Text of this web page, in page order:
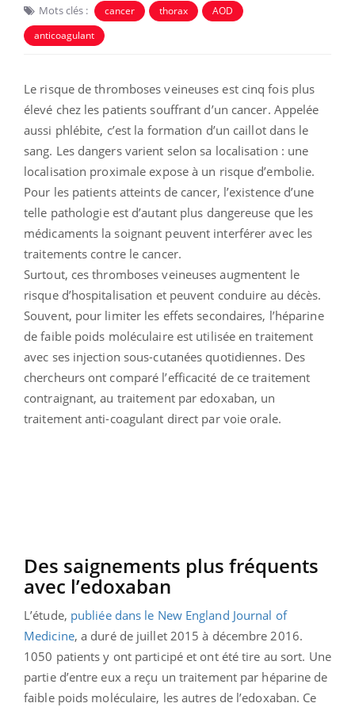
Mots clés : cancer thorax
AOD
anticoagulant
Le risque de thromboses veineuses est cinq fois plus
élevé chez les patients souffrant d’un cancer. Appelée
aussi phlébite, c’est la formation d’un caillot dans le
sang. Les dangers varient selon sa localisation : une
localisation proximale expose à un risque d’embolie.
Pour les patients atteints de cancer, l’existence d’une
telle pathologie est d’autant plus dangereuse que les
médicaments la soignant peuvent interférer avec les
traitements contre le cancer.
Surtout, ces thromboses veineuses augmentent le
risque d’hospitalisation et peuvent conduire au décès.
Souvent, pour limiter les effets secondaires, l’héparine
de faible poids moléculaire est utilisée en traitement
avec ses injection sous-cutanées quotidiennes. Des
chercheurs ont comparé l’efficacité de ce traitement
contraignant, au traitement par edoxaban, un
traitement anti-coagulant direct par voie orale.
Des saignements plus fréquents
avec l’edoxaban
L’étude, publiée dans le New England Journal of
Medicine, a duré de juillet 2015 à décembre 2016.
1050 patients y ont participé et ont été tire au sort. Une
partie d’entre eux a reçu un traitement par héparine de
faible poids moléculaire, les autres de l’edoxaban. Ce